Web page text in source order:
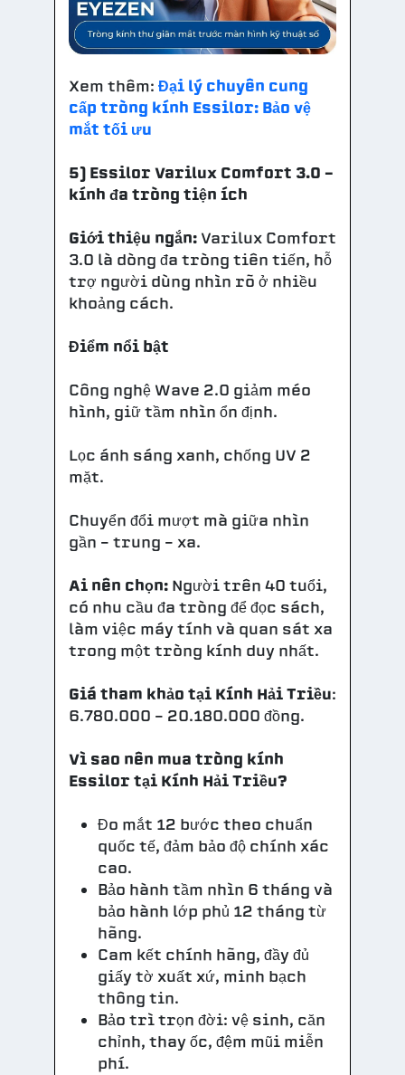
Xem thêm: Đại lý chuyên cung
cấp tròng kính Essilor: Bảo vệ
mắt tối ưu
5) Essilor Varilux Comfort 3.0 –
kính đa tròng tiện ích
Giới thiệu ngắn: Varilux Comfort
3.0 là dòng đa tròng tiên tiến, hỗ
trợ người dùng nhìn rõ ở nhiều
khoảng cách.
Điểm nổi bật
Công nghệ Wave 2.0 giảm méo
hình, giữ tầm nhìn ổn định.
Lọc ánh sáng xanh, chống UV 2
mặt.
Chuyển đổi mượt mà giữa nhìn
gần – trung – xa.
Ai nên chọn: Người trên 40 tuổi,
có nhu cầu đa tròng để đọc sách,
làm việc máy tính và quan sát xa
trong một tròng kính duy nhất.
Giá tham khảo tại Kính Hải Triều:
6.780.000 – 20.180.000 đồng.
Vì sao nên mua tròng kính
Essilor tại Kính Hải Triều?
Đo mắt 12 bước theo chuẩn
quốc tế, đảm bảo độ chính xác
cao.
Bảo hành tầm nhìn 6 tháng và
bảo hành lớp phủ 12 tháng từ
hãng.
Cam kết chính hãng, đầy đủ
giấy tờ xuất xứ, minh bạch
thông tin.
Bảo trì trọn đời: vệ sinh, căn
chỉnh, thay ốc, đệm mũi miễn
phí.